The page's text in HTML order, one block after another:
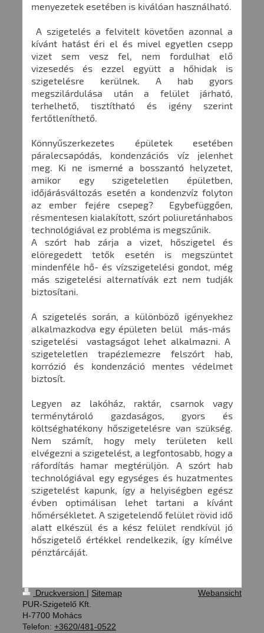
menyezetek esetében is kiválóan használható.
A szigetelés a felvitelt követően azonnal a
kívánt hatást éri el és mivel egyetlen csepp
vizet sem vesz fel, nem fordulhat elő
vizesedés és ezzel együtt a hőhidak is
szigetelésre kerülnek. A hab gyors
megszilárdulása után a felület járható,
terhelhető, tisztítható és igény szerint
fertőtleníthető.
Könnyűszerkezetes épületek esetében
páralecsapódás, kondenzációs víz jelenhet
meg. Ki ne ismerné a bosszantó helyzetet,
amikor egy szigeteletlen épületben,
időjárásváltozás esetén a kondenzvíz folyton
az ember fejére csepeg? Egybefüggően,
résmentesen kialakított, szórt poliuretánhabos
technológiával ez probléma is megszűnik.
A szórt hab zárja a vizet, hőszigetel és
elöregedett tetők esetén is megszüntet
mindenféle hő- és vízszigetelési gondot, még
más szigetelési alternatívák ezt nem tudják
biztosítani.
A szigetelés során, a különböző igényekhez
alkalmazkodva egy épületen belül más-más
szigetelési vastagságot lehet alkalmazni. A
szigeteletlen trapézlemezre felszórt hab,
korrózió és kondenzáció mentes védelmet
biztosít.
Legyen az lakóház, raktár, csarnok vagy
terménytároló gazdaságos, gyors és
költséghatékony hőszigetelésre van szükség.
Nem számít, hogy mely területen kell
elvégezni a szigetelést, a legfontosabb, hogy a
ráfordítás hamar megtérüljön. A szórt hab
technológiával egy egységes és huzatmentes
szigetelést kapunk, így a helyiségben egész
évben optimálisan lehet tartani a kívánt
hőmérsékletet. A szigetelendő felület rövid idő
alatt elkészül és a kész felület rendkívül jó
hőszigetelő értékkel rendelkezik, így kímélve
pénztárcáját.
Druckversion | Sitemap
PUR-Szigetelő Kft.
H-7700 Mohács
Telefon: +3620/481-0522
Webansicht